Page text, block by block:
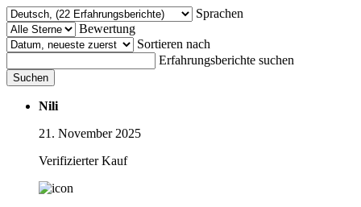
Sprachen
Bewertung
Sortieren nach
Erfahrungsberichte suchen
Suchen
Nili
21. November 2025
Verifizierter Kauf